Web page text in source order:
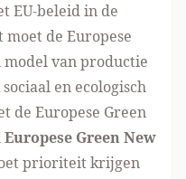
EU-beleid in de
de Europese
van productie
en ecologisch
de Europese Green
Europese GreenNew
prioriteit krijgen